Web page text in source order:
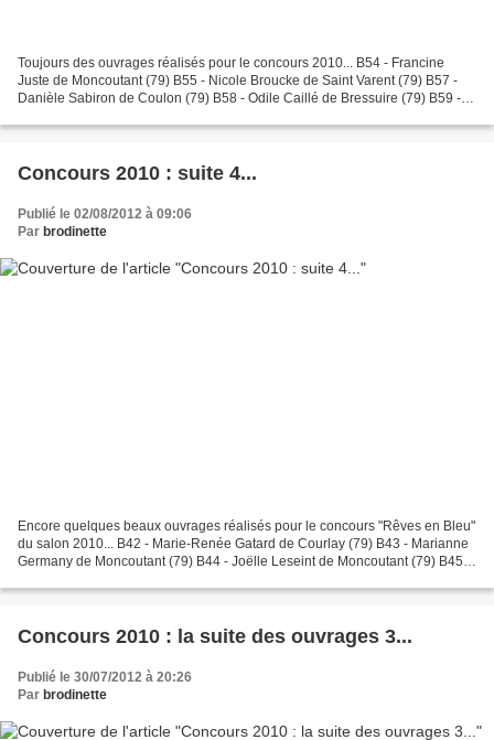
Toujours des ouvrages réalisés pour le concours 2010... B54 - Francine
Juste de Moncoutant (79) B55 - Nicole Broucke de Saint Varent (79) B57 -
Danièle Sabiron de Coulon (79) B58 - Odile Caillé de Bressuire (79) B59 -
Concours 2010 : suite 4...
Publié le 02/08/2012 à 09:06
Par brodinette
Encore quelques beaux ouvrages réalisés pour le concours "Rêves en Bleu"
du salon 2010... B42 - Marie-Renée Gatard de Courlay (79) B43 - Marianne
Germany de Moncoutant (79) B44 - Joëlle Leseint de Moncoutant (79) B45 -
Concours 2010 : la suite des ouvrages 3...
Publié le 30/07/2012 à 20:26
Par brodinette